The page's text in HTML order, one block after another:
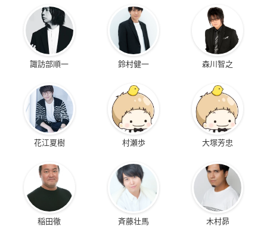
諏訪部順一 鈴村健一 森川智之
花江夏樹 村瀬歩 大塚芳忠
稲田徹 斉藤壮馬 木村昴